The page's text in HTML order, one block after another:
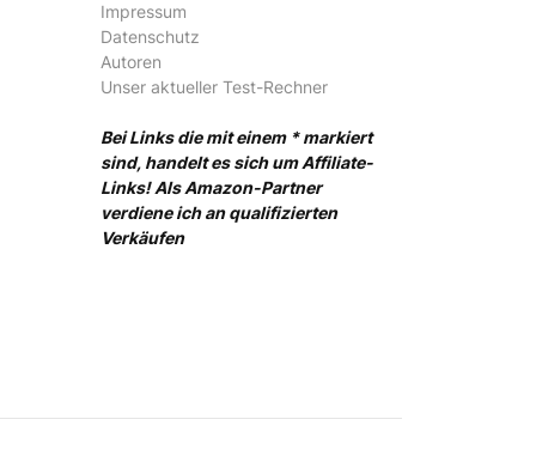
Impressum
Datenschutz
Autoren
Unser aktueller Test-Rechner
Bei Links die mit einem * markiert
sind, handelt es sich um Affiliate-
Links! Als Amazon-Partner
verdiene ich an qualifizierten
Verkäufen